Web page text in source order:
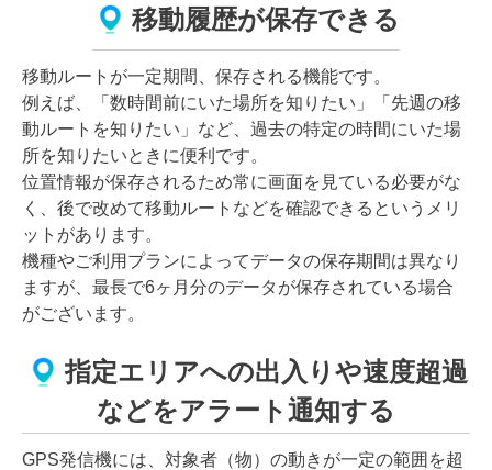
移動履歴が保存できる
移動ルートが一定期間、保存される機能です。
例えば、「数時間前にいた場所を知りたい」「先週の移
動ルートを知りたい」など、過去の特定の時間にいた場
所を知りたいときに便利です。
位置情報が保存されるため常に画面を見ている必要がな
く、後で改めて移動ルートなどを確認できるというメリ
ットがあります。
機種やご利用プランによってデータの保存期間は異なり
ますが、最長で6ヶ月分のデータが保存されている場合
がございます。
指定エリアへの出入りや速度超過
などをアラート通知する
GPS発信機には、対象者（物）の動きが一定の範囲を超